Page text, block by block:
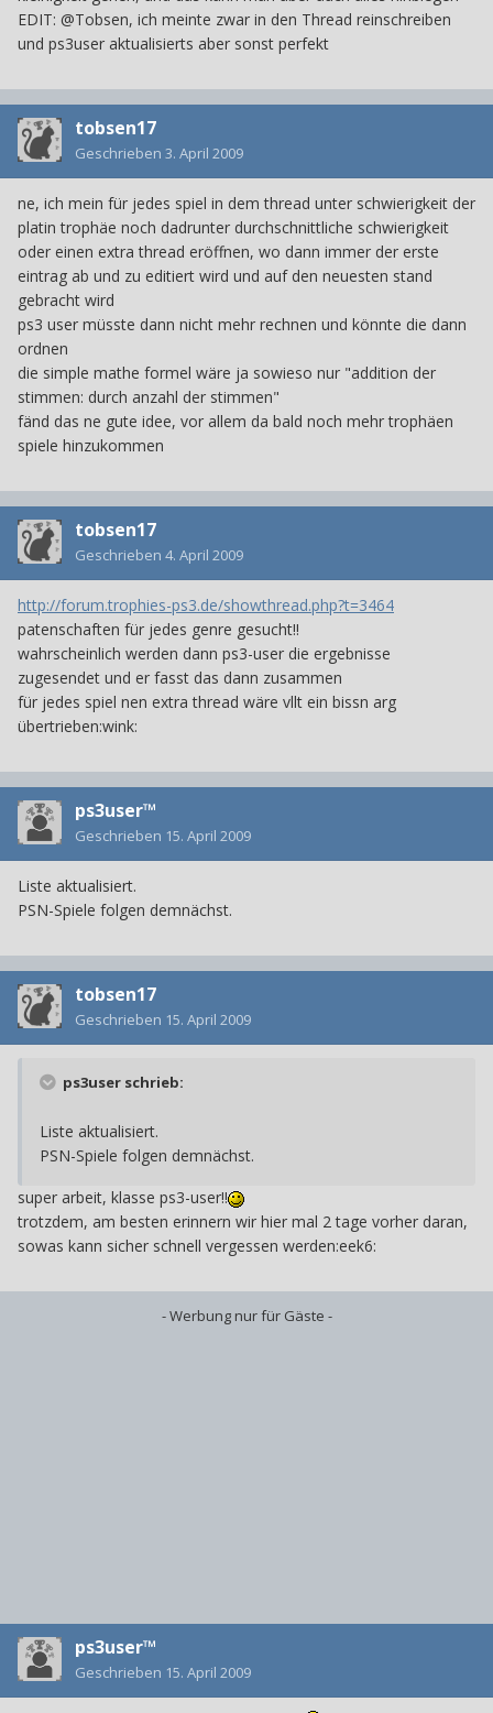
EDIT: @Tobsen, ich meinte zwar in den Thread reinschreiben
und ps3user aktualisierts aber sonst perfekt
tobsen17
Geschrieben 3. April 2009
ne, ich mein für jedes spiel in dem thread unter schwierigkeit der
platin trophäe noch dadrunter durchschnittliche schwierigkeit
oder einen extra thread eröffnen, wo dann immer der erste
eintrag ab und zu editiert wird und auf den neuesten stand
gebracht wird
ps3 user müsste dann nicht mehr rechnen und könnte die dann
ordnen
die simple mathe formel wäre ja sowieso nur "addition der
stimmen: durch anzahl der stimmen"
fänd das ne gute idee, vor allem da bald noch mehr trophäen
spiele hinzukommen
tobsen17
Geschrieben 4. April 2009
http://forum.trophies-ps3.de/showthread.php?t=3464
patenschaften für jedes genre gesucht!!
wahrscheinlich werden dann ps3-user die ergebnisse
zugesendet und er fasst das dann zusammen
für jedes spiel nen extra thread wäre vllt ein bissn arg
übertrieben:wink:
ps3user™
Geschrieben 15. April 2009
Liste aktualisiert.
PSN-Spiele folgen demnächst.
tobsen17
Geschrieben 15. April 2009
ps3user schrieb:
Liste aktualisiert.
PSN-Spiele folgen demnächst.
super arbeit, klasse ps3-user!!
trotzdem, am besten erinnern wir hier mal 2 tage vorher daran,
sowas kann sicher schnell vergessen werden:eek6:
- Werbung nur für Gäste -
ps3user™
Geschrieben 15. April 2009